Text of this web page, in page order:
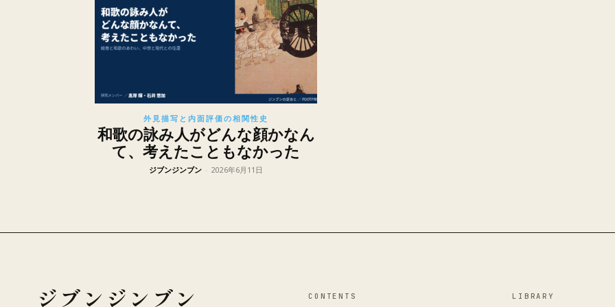
外見描写と内面評価の相関性史
和歌の詠み人がどんな顔かなん
て、考えたこともなかった
ジブンジンブン - 2026年6月11日
ジブンジンブン CONTENTS LIBRARY